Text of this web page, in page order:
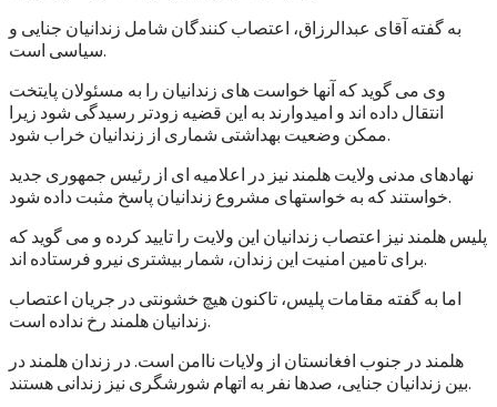
به گفته آقای عبدالرزاق، اعتصاب کنندگان شامل زندانیان جنایی و
سیاسی است.
وی می گوید که آنها خواست های زندانیان را به مسئولان پایتخت
انتقال داده اند و امیدوارند به این قضیه زودتر رسیدگی شود زیرا
ممکن وضعیت بهداشتی شماری از زندانیان خراب شود.
نهادهای مدنی ولایت هلمند نیز در اعلامیه ای از رئیس جمهوری جدید
خواستند که به خواستهای مشروع زندانیان پاسخ مثبت داده شود.
پلیس هلمند نیز اعتصاب زندانیان این ولایت را تایید کرده و می گوید که
برای تامین امنیت این زندان، شمار بیشتری نیرو فرستاده اند.
اما به گفته مقامات پلیس، تاکنون هیچ خشونتی در جریان اعتصاب
زندانیان هلمند رخ نداده است.
هلمند در جنوب افغانستان از ولایات ناامن است. در زندان هلمند در
بین زندانیان جنایی، صدها نفر به اتهام شورشگری نیز زندانی هستند.